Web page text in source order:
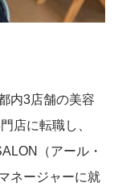
内3店舗の美容
店に転職し、
（アール・
ネージャーに就